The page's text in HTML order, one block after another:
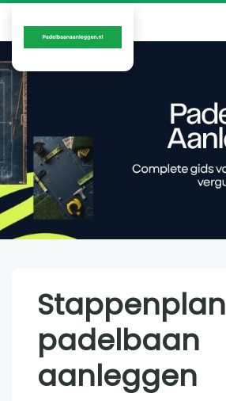
Stappenplan
padelbaan
aanleggen